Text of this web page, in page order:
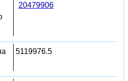
20479906
5119976.5